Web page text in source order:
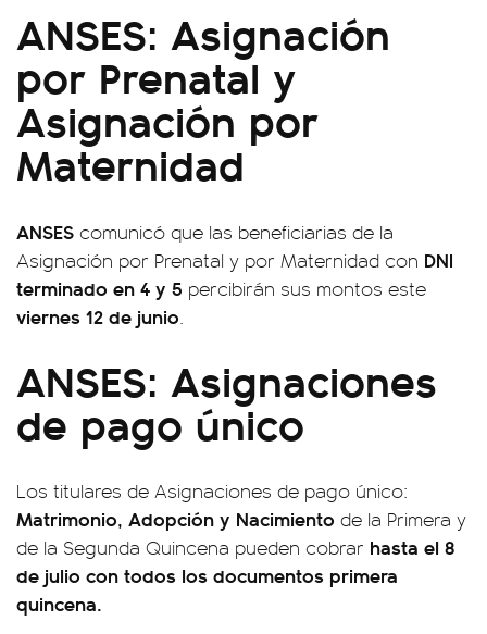
ANSES: Asignación
por Prenatal y
Asignación por
Maternidad
ANSES comunicó que las beneficiarias de la
Asignación por Prenatal y por Maternidad con DNI
terminado en 4 y 5 percibirán sus montos este
viernes 12 de junio.
ANSES: Asignaciones
de pago único
Los titulares de Asignaciones de pago único:
Matrimonio, Adopción y Nacimiento de la Primera y
de la Segunda Quincena pueden cobrar hasta el 8
de julio con todos los documentos primera
quincena.